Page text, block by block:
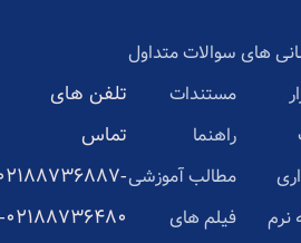
های
نرم
سوالات متداول
مستندات
راهنما
مطالب آموزشی
فیلم های
تلفن های
تماس
02188736887-
02188736480-